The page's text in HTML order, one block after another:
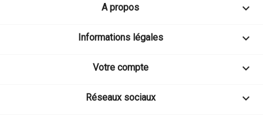
A propos 
Informations légales 
Votre compte 
Réseaux sociaux 